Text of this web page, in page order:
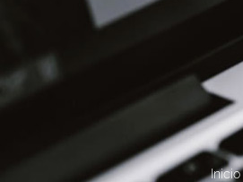
Inicio